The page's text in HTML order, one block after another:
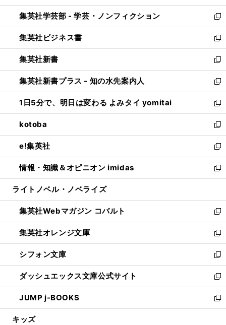
開
く
ウ
で
開
く
ン
ド
ウ
で
開
く
ウ
ィ
ン
ド
ウ
で
開
く
集英社学芸部 - 学芸・ノンフィクション
新
し
い
ウ
ィ
ン
ド
ウ
で
開
く
集英社ビジネス書
新
し
い
ウ
ィ
ン
ド
ウ
で
開
く
集英社新書
新
し
い
ウ
ィ
ン
ド
ウ
で
開
く
集英社新書プラス - 知の水先案内人
新
し
い
ウ
ィ
ン
ド
ウ
で
開
1日5分で、明日は変わる よみタイ yomitai
新
し
い
ウ
ィ
ン
ド
ウ
開
く
kotoba
新
し
い
ウ
ィ
ン
ウ
で
開
く
e!集英社
新
し
い
ウ
ン
ド
ウ
で
開
く
情報・知識＆オピニオン imidas
新
し
ウ
ィ
ン
ド
ウ
で
開
く
ライトノベル・ノベライズ
集英社Webマガジン コバルト
新
し
い
ウ
ィ
ン
ド
ウ
で
開
集英社オレンジ文庫
新
し
い
ウ
ィ
ン
ド
ウ
シフォン文庫
新
し
い
ウ
ィ
ン
ダッシュエックス文庫公式サイト
新
し
い
ウ
JUMP j-BOOKS
新
し
キッズ